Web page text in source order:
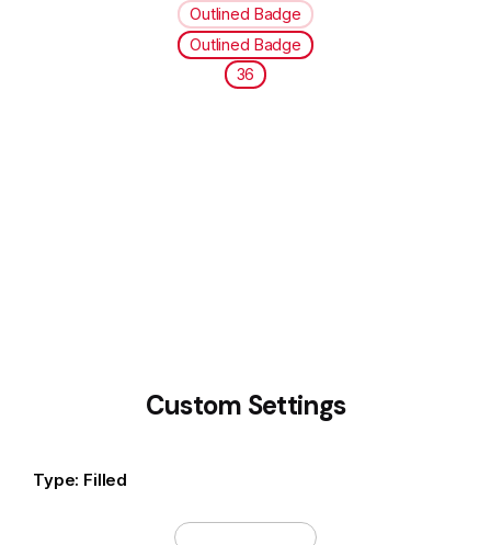
Outlined Badge
Outlined Badge
36
Custom Settings
Type: Filled